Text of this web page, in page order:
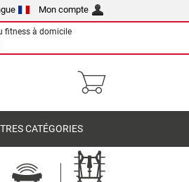
Mon compte
fitness à domicile
CATÉGORIES